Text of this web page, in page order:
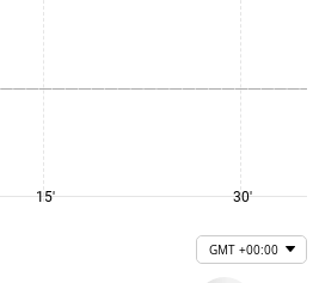
15' 30'
GMT +00:00